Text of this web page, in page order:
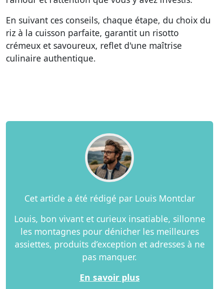
En suivant ces conseils, chaque étape, du choix du
riz à la cuisson parfaite, garantit un risotto
crémeux et savoureux, reflet d'une maîtrise
culinaire authentique.
Cet article a été rédigé par Louis Montclar
Louis, bon vivant et curieux insatiable, sillonne
les montagnes pour dénicher les meilleures
assiettes, produits d’exception et adresses à ne
pas manquer.
En savoir plus